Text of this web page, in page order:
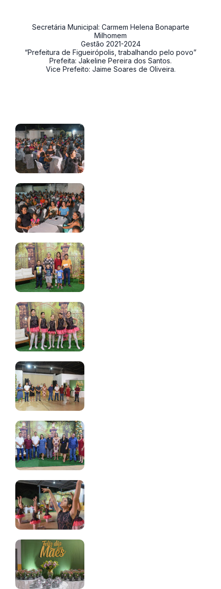
Secretária Municipal: Carmem Helena Bonaparte
Milhomem
Gestão 2021-2024
“Prefeitura de Figueirópolis, trabalhando pelo povo”
Prefeita: Jakeline Pereira dos Santos.
Vice Prefeito: Jaime Soares de Oliveira.